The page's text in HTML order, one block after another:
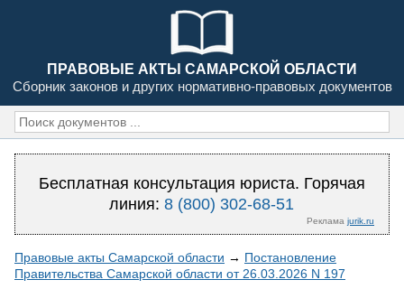
ПРАВОВЫЕ АКТЫ САМАРСКОЙ ОБЛАСТИ
Сборник законов и других нормативно-правовых документов
Бесплатная консультация юриста. Горячая
линия:8 (800) 302-68-51
Реклама jurik.ru
Правовые акты Самарской области → Постановление
Правительства Самарской области от 26.03.2026 N 197